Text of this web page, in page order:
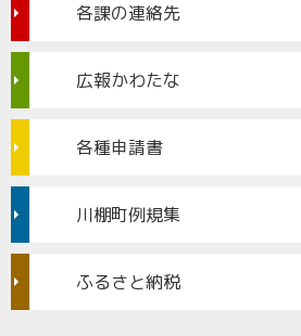
各課の連絡先
広報かわたな
各種申請書
川棚町例規集
ふるさと納税